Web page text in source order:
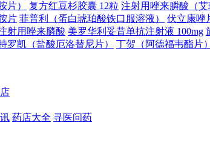
片） 复方红豆杉胶囊 12粒 注射用唑来膦酸（艾
片 菲普利（蛋白琥珀酸铁口服溶液） 伏立康唑
射用唑来膦酸 美罗华利妥昔单抗注射液 100mg
罗凯（盐酸厄洛替尼片） 丁贺（阿德福韦酯片）
药店大全 寻医问药